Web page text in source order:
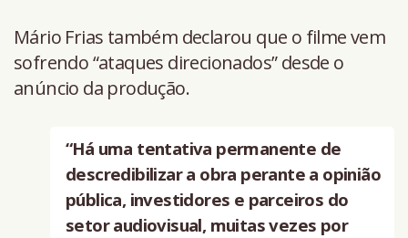
Mário Frias também declarou que o filme vem
sofrendo “ataques direcionados” desde o
anúncio da produção.
“Há uma tentativa permanente de
descredibilizar a obra perante a opinião
pública, investidores e parceiros do
setor audiovisual, muitas vezes por